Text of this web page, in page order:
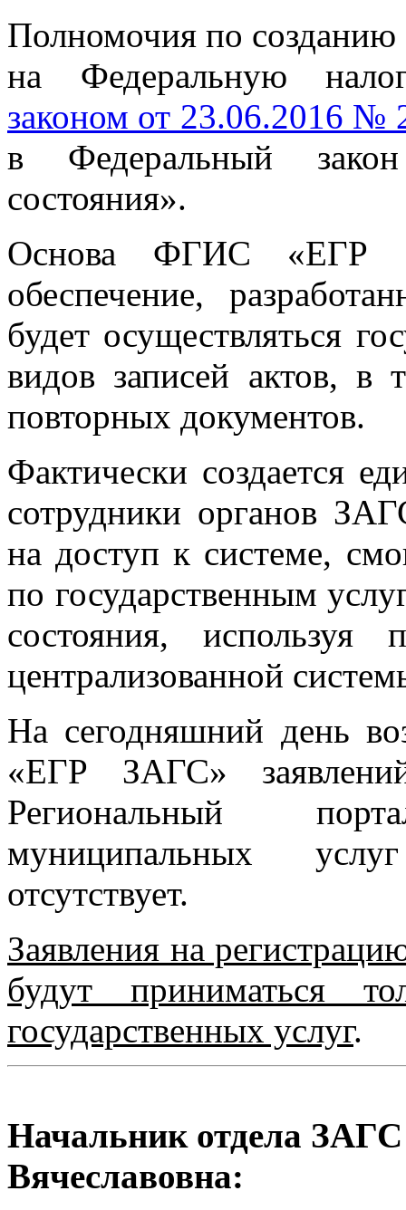
Полномочия по
на Федеральную
законом от 23.06.2016 №
в Федеральный
состояния».
Основа ФГИС «ЕГР
обеспечение,
будет осуществляться
видов записей актов, в
повторных документов.
Фактически создается
сотрудники органов
на доступ к системе,
по государственным
состояния,
централизованной
На сегодняшний день
«ЕГР ЗАГС»
Региональный
муниципальных
отсутствует.
Заявления на
будут приниматься
государственных услуг.
Начальник отдела
Вячеславовна: